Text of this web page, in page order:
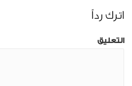
اترك رداً
التعليق